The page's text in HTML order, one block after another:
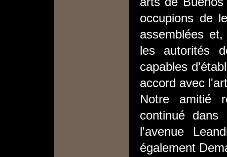
occupions de
assemblées
les autorités
capables
accord avec
Notre amitié
continué
l'avenue
également